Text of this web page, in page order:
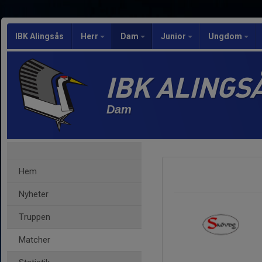
IBK Alingsås Herr Dam Junior Ungdom
IBK
Dam
Hem
Nyheter
Truppen
Matcher